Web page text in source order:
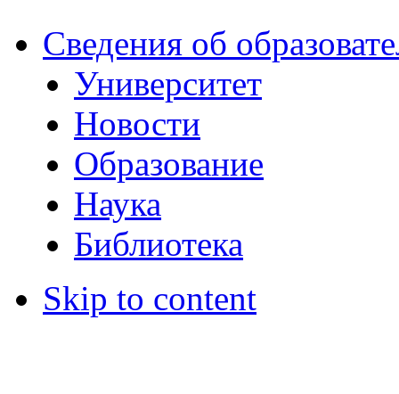
Сведения об
Университет
Новости
Образование
Наука
Библиотека
Skip to content